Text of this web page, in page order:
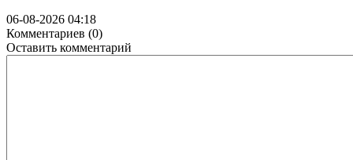
06-08-2026 04:18
Комментариев (0)
Оставить комментарий